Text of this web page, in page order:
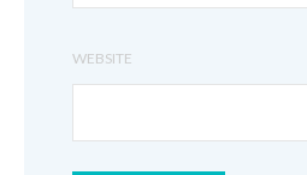
WEBSITE